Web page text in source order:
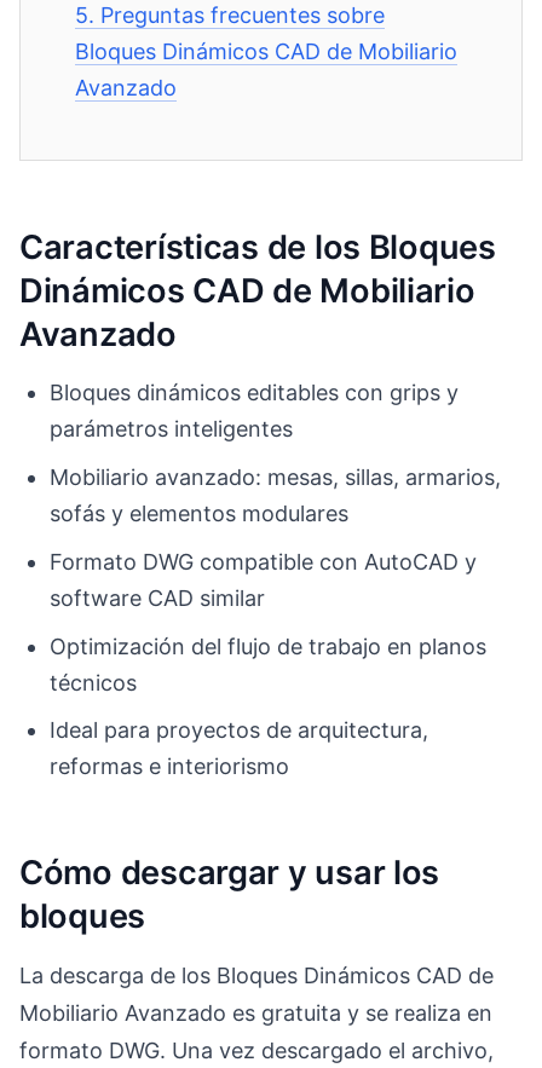
5. Preguntas frecuentes sobre
Bloques Dinámicos CAD de Mobiliario
Avanzado
Características de los Bloques
Dinámicos CAD de Mobiliario
Avanzado
Bloques dinámicos editables con grips y
parámetros inteligentes
Mobiliario avanzado: mesas, sillas, armarios,
sofás y elementos modulares
Formato DWG compatible con AutoCAD y
software CAD similar
Optimización del flujo de trabajo en planos
técnicos
Ideal para proyectos de arquitectura,
reformas e interiorismo
Cómo descargar y usar los
bloques
La descarga de los Bloques Dinámicos CAD de
Mobiliario Avanzado es gratuita y se realiza en
formato DWG. Una vez descargado el archivo,